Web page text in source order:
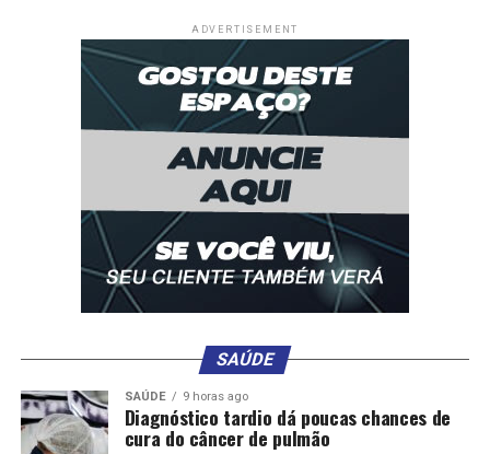
RELATED TOPICS: AGRICULTURA BRASIL
CHEGA
PLANTIO SOJA
Expedição Soja Brasil chega ao Matopiba: o produtor
DON'T MISS
Às 20h, acompanhe o programa Porteira Aberta
Empreender na tela do Canal Rural e no YouTube
ADVERTISEMENT
SAÚDE
SAÚDE 9 horas ago
Diagnóstico tardio dá poucas chances de
cura do câncer de pulmão